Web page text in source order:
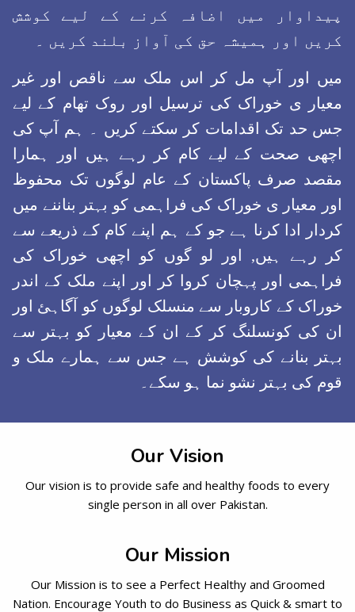
پیداوار میں اضافہ کرنے کے لیے کوشش
کریں اور ہمیشہ حق کی آواز بلند کریں ۔
میں اور آپ مل کر اس ملک سے ناقص اور غیر
معیار ی خوراک کی ترسیل اور روک تھام کے لیے
جس حد تک اقدامات کر سکتے کریں ۔ ہم آپ کی
اچھی صحت کے لیے کام کر رہے ہیں اور ہمارا
مقصد صرف پاکستان کے عام لوگوں تک محفوظ
اور معیار ی خوراک کی فراہمی کو بہتر بناننے میں
کردار ادا کرنا ہے جو کے ہم اپنے کام کے ذریعے سے
کر رہے ہیں, اور لو گوں کو اچھی خوراک کی
فراہمی اور پہچان کروا کر اور اپنے ملک کے اندر
خوراک کے کاروبار سے منسلک لوگوں کو آگاہئ اور
ان کی کونسلنگ کر کے ان کے معیار کو بہتر سے
بہتر بنانے کی کوشش ہے جس سے ہمارے ملک و
قوم کی بہتر نشو نما ہو سکے۔
Our Vision
Our vision is to provide safe and healthy foods to every
single person in all over Pakistan.
Our Mission
Our Mission is to see a Perfect Healthy and Groomed
Nation. Encourage Youth to do Business as Quick & smart to